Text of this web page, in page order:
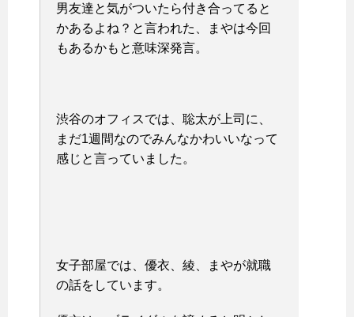
男友達と気がついたら付き合ってると
かあるよね？と言われた、まやは今回
もあるかもと意味深発言。
渋谷のオフィスでは、聡太が上司に、
まだ1週間なのでみんなかわいいなって
感じと言っていました。
女子部屋では、優衣、綾、まやが就職
の話をしています。